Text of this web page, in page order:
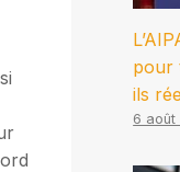
pour
ils
6 août